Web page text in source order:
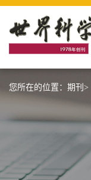
您所在的位置： 期刊>